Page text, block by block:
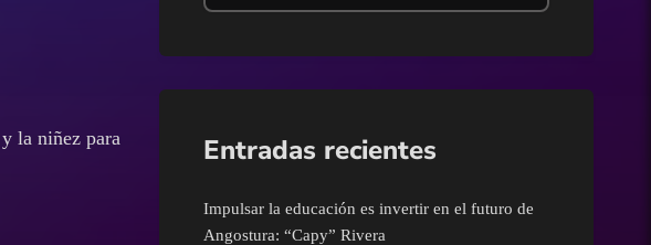
la niñez para
Entradas recientes
Impulsar la educación es invertir en el futuro de
Angostura: “Capy” Rivera